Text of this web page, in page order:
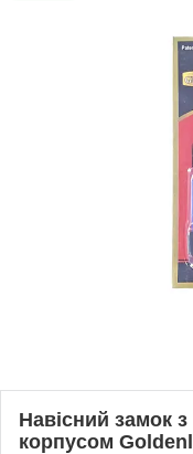
Навісний замок
корпусом